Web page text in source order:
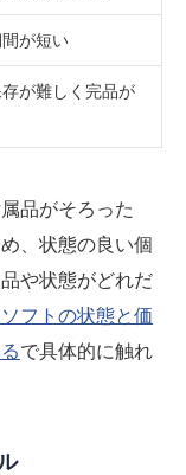
が短い
が難しく完品が
品がそろった
、状態の良い個
や状態がどれだ
フトの状態と価
で具体的に触れ